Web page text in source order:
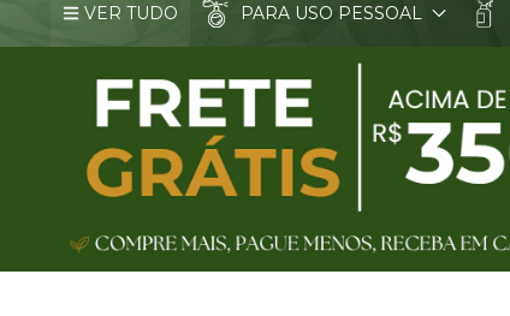
VER TUDO PARA USO PESSOAL
VÁLVULAS E TAMPAS